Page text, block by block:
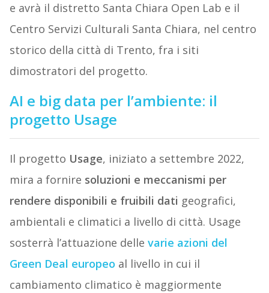
e avrà il distretto Santa Chiara Open Lab e il
Centro Servizi Culturali Santa Chiara, nel centro
storico della città di Trento, fra i siti
dimostratori del progetto.
AI e big data per l’ambiente: il
progetto Usage
Il progetto Usage, iniziato a settembre 2022,
mira a fornire soluzioni e meccanismi per
rendere disponibili e fruibili dati geografici,
ambientali e climatici a livello di città. Usage
sosterrà l’attuazione delle varie azioni del
Green Deal europeo al livello in cui il
cambiamento climatico è maggiormente